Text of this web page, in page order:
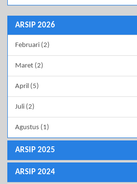
ARSIP 2026
Februari (2)
Maret (2)
April (5)
Juli (2)
Agustus (1)
ARSIP 2025
ARSIP 2024